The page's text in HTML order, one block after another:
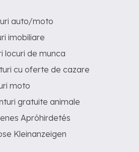
auto/moto
imobiliare
locuri de munca
cu oferte de cazare
moto
gratuite animale
Apróhirdetés
Kleinanzeigen